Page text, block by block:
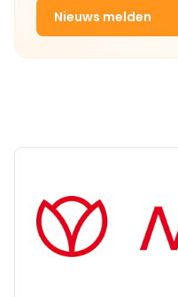
Nieuws melden